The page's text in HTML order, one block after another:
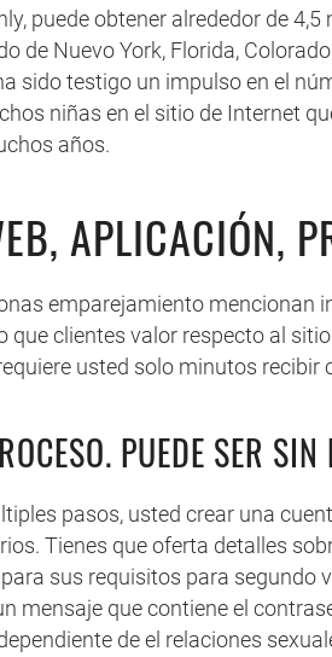
puede obtener alrededor de
de Nuevo York, Florida,
sido testigo un impulso en el
niñas en el sitio de Internet
años.
APLICACIÓN,
emparejamiento mencionan
que clientes valor respecto al
usted solo minutos
PUEDE SER
pasos, usted crear una
Tienes que oferta detalles
sus requisitos para segundo
mensaje que contiene el
de el relaciones